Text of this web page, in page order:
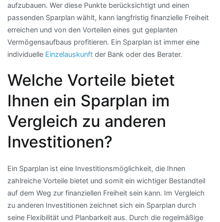
aufzubauen. Wer diese Punkte berücksichtigt und einen
passenden Sparplan wählt, kann langfristig finanzielle Freiheit
erreichen und von den Vorteilen eines gut geplanten
Vermögensaufbaus profitieren. Ein Sparplan ist immer eine
individuelle Einzelauskunft der Bank oder des Berater.
Welche Vorteile bietet
Ihnen ein Sparplan im
Vergleich zu anderen
Investitionen?
Ein Sparplan ist eine Investitionsmöglichkeit, die Ihnen
zahlreiche Vorteile bietet und somit ein wichtiger Bestandteil
auf dem Weg zur finanziellen Freiheit sein kann. Im Vergleich
zu anderen Investitionen zeichnet sich ein Sparplan durch
seine Flexibilität und Planbarkeit aus. Durch die regelmäßige